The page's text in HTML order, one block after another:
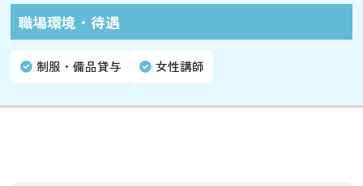
職場環境・待遇
制服・備品貸与 女性講師